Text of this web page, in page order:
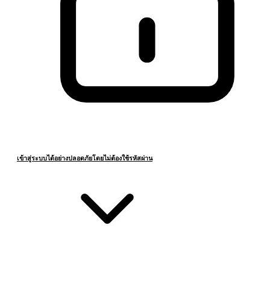
เข้าสู่ระบบได้อย่างปลอดภัยโดยไม่ต้องใช้รหัสผ่าน